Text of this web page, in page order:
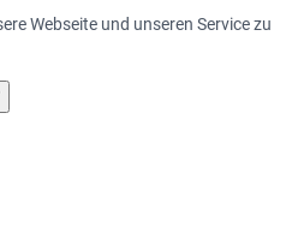
Webseite und unseren Service zu